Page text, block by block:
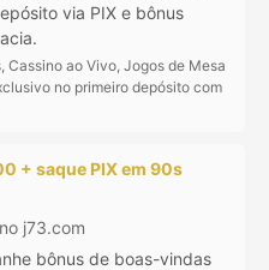
via PIX e bônus
Cassino ao Vivo, Jogos de Mesa
no primeiro depósito com
+ saque PIX em 90s
j73.com
bônus de boas-vindas